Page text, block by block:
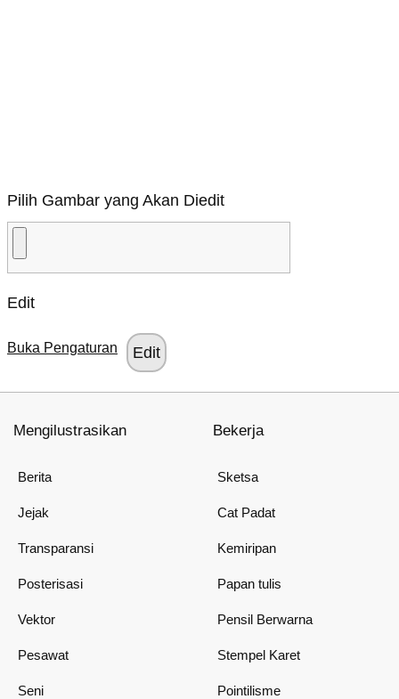
Pilih Gambar yang Akan Diedit
Edit
Buka Pengaturan
Mengilustrasikan
Berita
Jejak
Transparansi
Posterisasi
Vektor
Pesawat
Seni
Bekerja
Sketsa
Cat Padat
Kemiripan
Papan tulis
Pensil Berwarna
Stempel Karet
Pointilisme